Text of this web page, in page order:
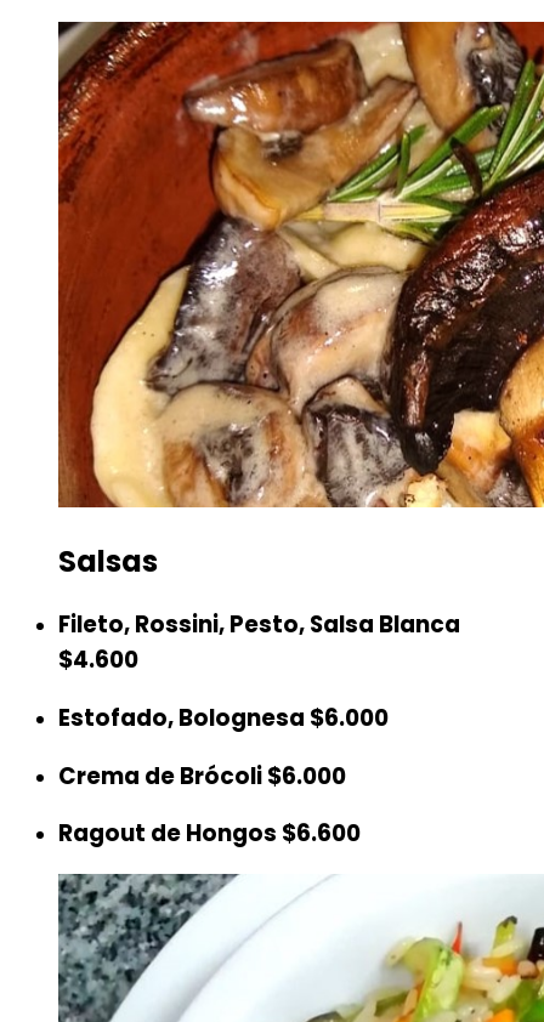
Salsas
Fileto, Rossini, Pesto, Salsa Blanca
$4.600
Estofado, Bolognesa $6.000
Crema de Brócoli$6.000
Ragout de Hongos $6.600